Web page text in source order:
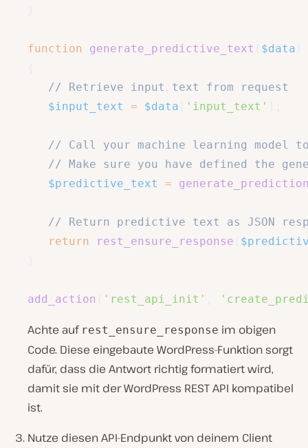
function generate_predictive_text $data
// Retrieve input text from request
$input_text
= $data 'input_text'
// Call your machine learning model
// Make sure you have defined the
$predictive_text
=
// Return predictive text as JSON
return
rest_ensure_response
add_action 'rest_api_init'
Achte auf rest_ensure_response im obigen
Code. Diese eingebaute WordPress-Funktion sorgt
dafür, dass die Antwort richtig formatiert wird,
damit sie mit der WordPress REST API kompatibel
ist.
Nutze diesen API-Endpunkt von deinem Client